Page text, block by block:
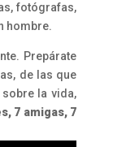
fotógrafas,
hombre.
Prepárate
de las que
la vida,
7 amigas, 7